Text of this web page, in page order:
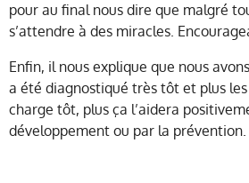
pour au final nous dire que malgré
s’attendre à des miracles.
Enfin, il nous explique que nous
a été diagnostiqué très tôt et plus
charge tôt, plus ça l’aidera
développement ou par la prévention.